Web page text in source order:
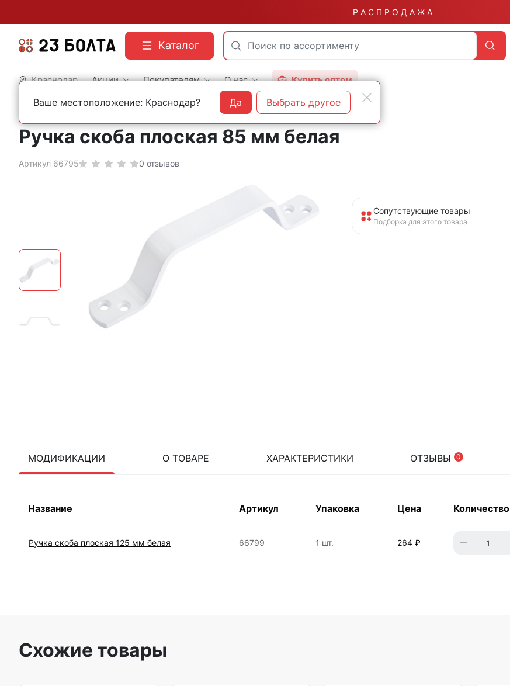
Р А С П Р О Д А Ж А
Каталог
Краснодар Акции Покупателям О нас Купить оптом
Главная Мебельный крепеж
Ручка скоба плоская 85 мм белая
Артикул 66795 0 отзывов
Сопутствующие товары
Подборка для этого товара
МОДИФИКАЦИИ О ТОВАРЕ ХАРАКТЕРИСТИКИ ОТЗЫВЫ 0
Название Артикул Упаковка Цена Количество
Ручка скоба плоская 125 мм белая 66799 1 шт. 264 ₽
Схожие товары
Ваше местоположение: Краснодар? Да Выбрать другое